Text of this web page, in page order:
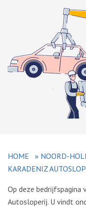
HOME » NOORD-
KARADENIZ
Op deze
Autosloperij. U vindt